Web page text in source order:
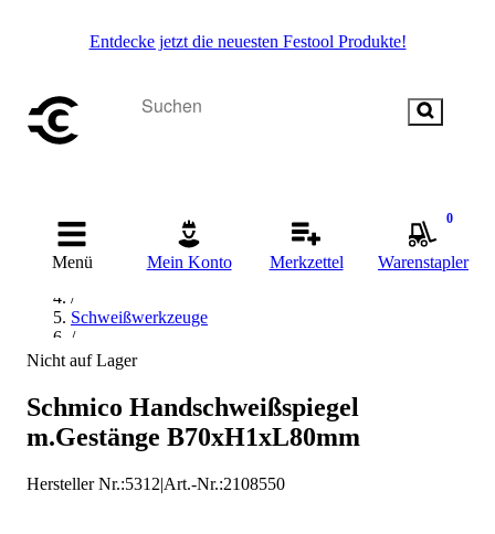
Entdecke jetzt die neuesten Festool Produkte!
Menü Mein Konto Merkzettel
0
Warenstapler
Startseite
/
/
Schweißwerkzeuge
/
Schweißspiegel
Industrial Quality Supplies Schweißspiegel
Nicht auf Lager
Schmico Handschweißspiegel
m.Gestänge B70xH1xL80mm
Hersteller Nr.:5312|Art.-Nr.:2108550